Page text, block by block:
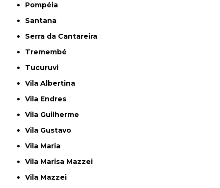
Pompéia
Santana
Serra da Cantareira
Tremembé
Tucuruvi
Vila Albertina
Vila Endres
Vila Guilherme
Vila Gustavo
Vila Maria
Vila Marisa Mazzei
Vila Mazzei